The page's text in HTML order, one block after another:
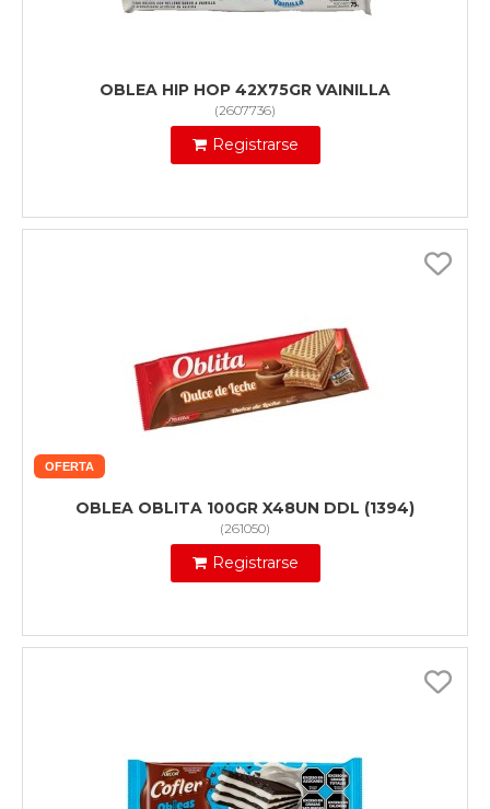
OBLEA HIP HOP 42X75GR VAINILLA
(2607736)
Registrarse
OFERTA
OBLEA OBLITA 100GR X48UN DDL (1394)
(261050)
Registrarse